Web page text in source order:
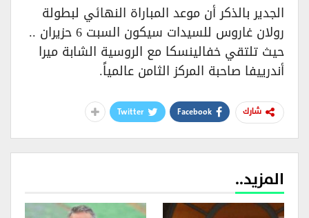
الجدير بالذكر أن موعد المباراة النهائي لبطولة
رولان غاروس للسيدات سيكون السبت 6 حزيران ..
حيث تلتقي خفالينسكا مع الروسية الشابة ميرا
أندرييفا صاحبة المركز الثامن عالمياً.
شارك Facebook
Twitter
المزيد..